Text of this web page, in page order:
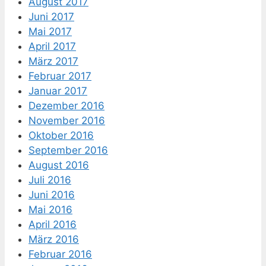
Juni 2017
Mai 2017
April 2017
März 2017
Februar 2017
Januar 2017
Dezember 2016
November 2016
Oktober 2016
September 2016
August 2016
Juli 2016
Juni 2016
Mai 2016
April 2016
März 2016
Februar 2016